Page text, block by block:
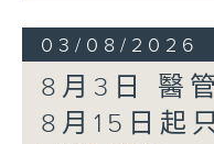
03/08/2026
8月3日 醫
8月15日起